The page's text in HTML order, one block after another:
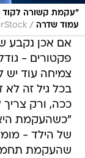
"עקמת קשורה לקוד
עמוד שדרה /
אם אכן נקבע
פקטורים -
צמיחה עוד יש
בכל גיל זה לא
ככה, ורק
"כשהעקמת היא
של הילד -
שהעקמת